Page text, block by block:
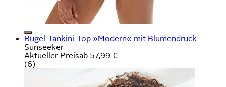
Bügel-Tankini-Top »Modern« mit Blumendruck
Sunseeker
Aktueller Preisab 57,99 €
(6)